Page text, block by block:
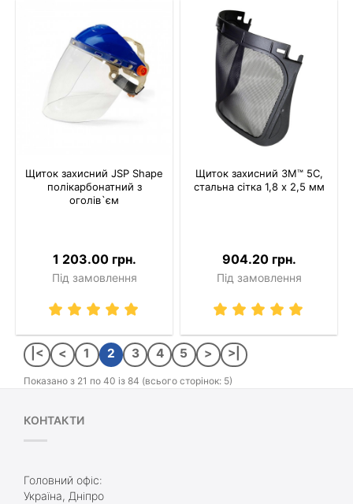
Щиток захисний JSP Shape
полікарбонатний з
оголів`єм
1 203.00 грн.
Під замовлення
Щиток захисний 3M™ 5С,
стальна сітка 1,8 х 2,5 мм
904.20 грн.
Під замовлення
|< < 1 2 3 4 5 > >|
Показано з 21 по 40 із 84 (всього сторінок: 5)
КОНТАКТИ
Головний офіс:
Україна, Дніпро